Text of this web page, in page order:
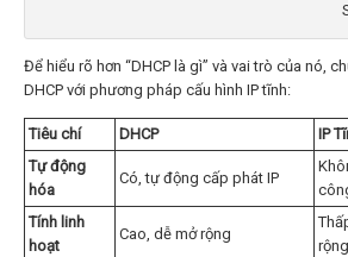
Để hiểu rõ hơn “DHCP là gì” và vai trò của nó,
DHCP với phương pháp cấu hình IP tĩnh:
Tiêu chí DHCP
IP
Tự động
hóa
Có, tự động cấp phát IP
Tính linh
hoạt
Cao, dễ mở rộng
rộng